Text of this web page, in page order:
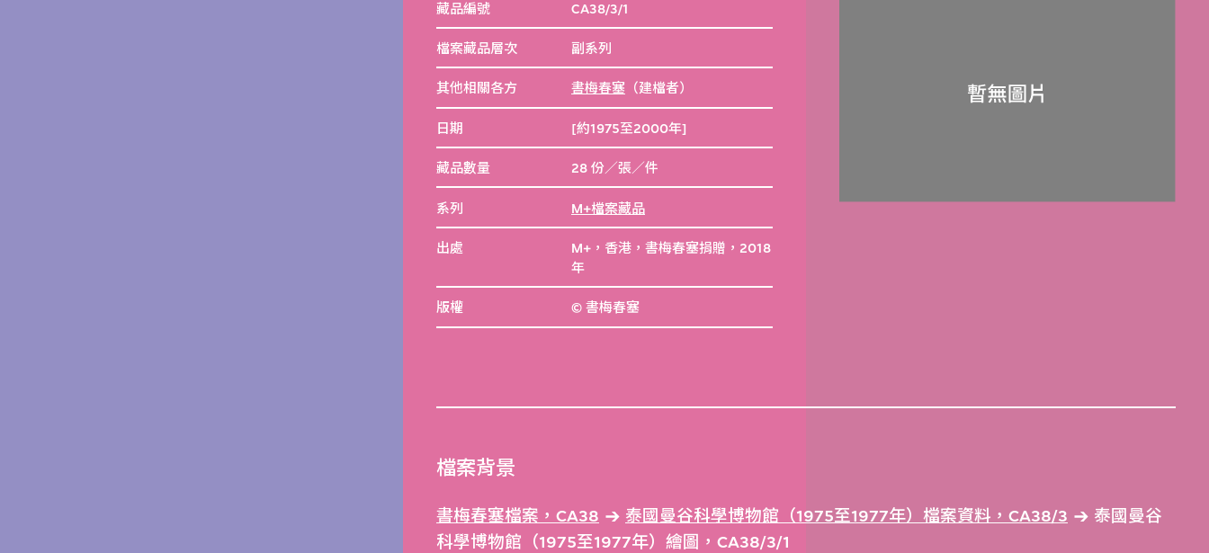
藏品編號 CA38/3/1
檔案藏品層次 副系列
其他相關各方 書梅春塞 （建檔者）
日期 [約1975至2000年]
藏品數量 28 份／張／件
系列 M+檔案藏品
出處
M+，香港，書梅春塞捐贈，2018
年
版權 © 書梅春塞
檔案背景
書梅春塞檔案，CA38 泰國曼谷科學博物館（1975至1977年）檔案資料，CA38/3
泰國曼谷
科學博物館（1975至1977年）繪圖，CA38/3/1